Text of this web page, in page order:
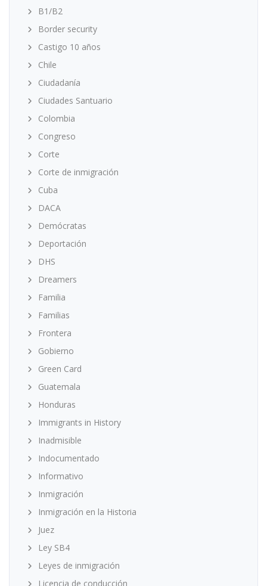
B1/B2
Border security
Castigo 10 años
Chile
Ciudadanía
Ciudades Santuario
Colombia
Congreso
Corte
Corte de inmigración
Cuba
DACA
Demócratas
Deportación
DHS
Dreamers
Familia
Familias
Frontera
Gobierno
Green Card
Guatemala
Honduras
Immigrants in History
Inadmisible
Indocumentado
Informativo
Inmigración
Inmigración en la Historia
Juez
Ley SB4
Leyes de inmigración
Licencia de conducción